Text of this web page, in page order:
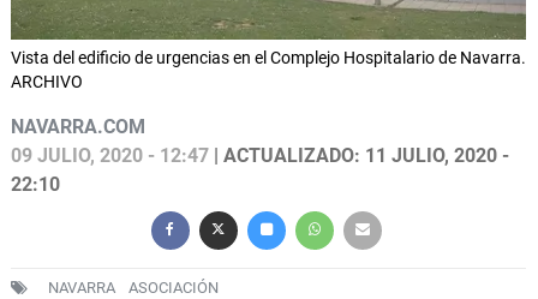
Vista del edificio de urgencias en el Complejo Hospitalario de Navarra.
ARCHIVO
NAVARRA.COM
09 JULIO, 2020 - 12:47 | ACTUALIZADO: 11 JULIO, 2020 -
22:10
NAVARRA ASOCIACIÓN